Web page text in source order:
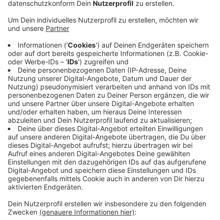
Auch die Einkaufsstadt Osnabrück bleibt von den
Veränderungen im Einzelhandel nicht verschont. Damit
reagiert der Osnabrücker Handelsverband auf die
aktuelle Prognose, dass Osnabrück drohe, von
Konkurrenten wie Münster abgehängt zu werden. Der
aktuelle Handelsmonitor von IHK, City Marketing und
Marketing und Tourismus male allerdings sehr schwarz.
"Wer nicht mit der Zeit geht, geht mit der Zeit," hieß es
dort auf RADIO RST-Nachfrage - und das wüssten die
meisten Händler in der Stadt nicht nur, sie würden auch
was tun, um attraktiv zu bleiben. Der Blick über den
Tellerrand zeige außerdem, dass in Osnabrück vor
allem der bunte Mix noch stimme, während andernorts
die großen Ketten das Sagen hätten.
Anzeige